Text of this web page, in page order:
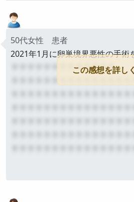
50代女性 患者
2021年1月に卵巣境界悪性の手術
？？？？？？？？？？？？？
？？？？？？？？？？？？？？？
この感想を詳し